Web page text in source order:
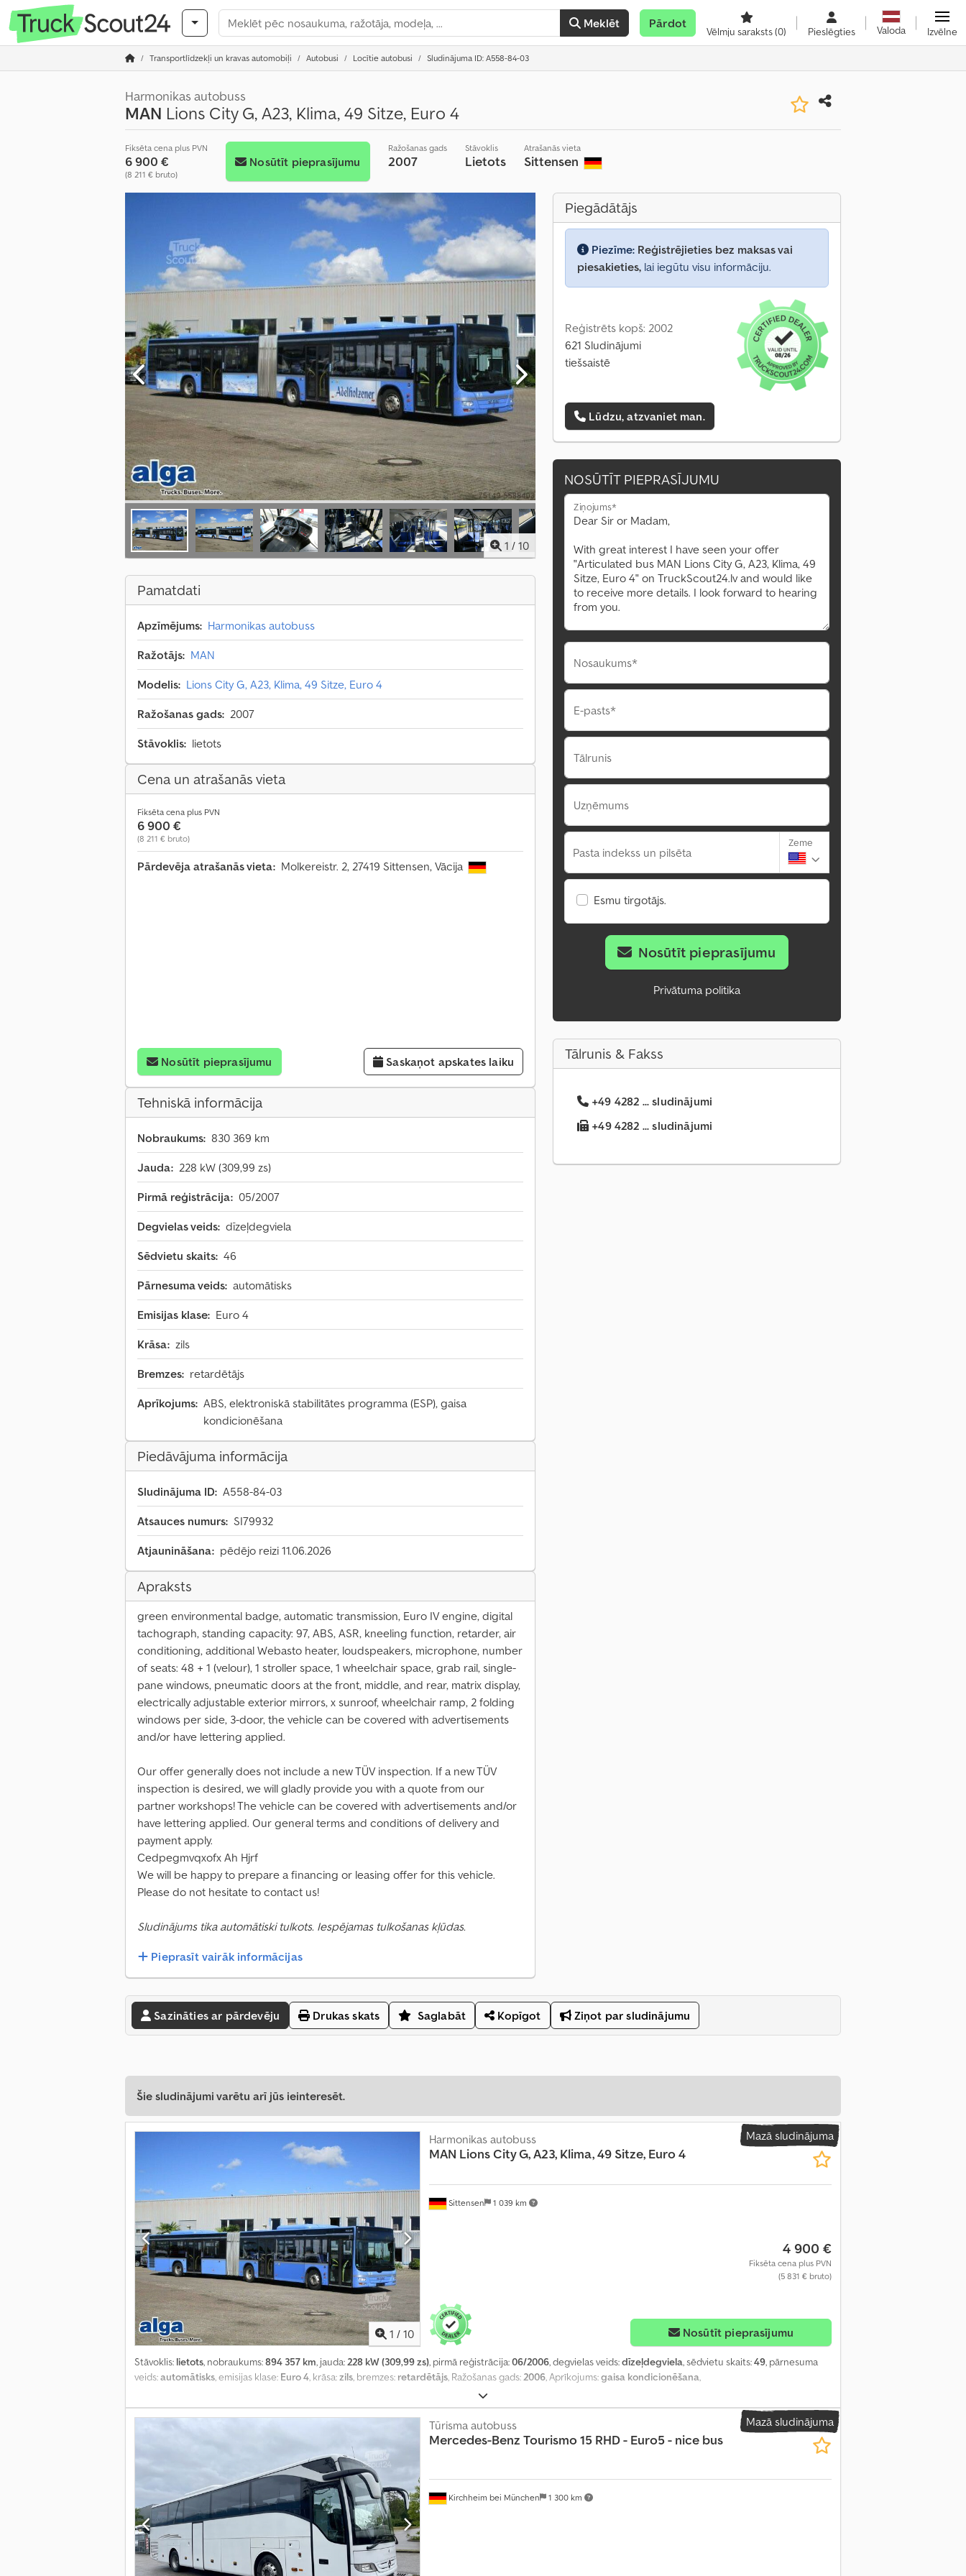
Meklēt Pārdot
Vēlmju saraksts(0) Pieslēgties Valoda Izvēlne
Transportlīdzekļi un kravas automobiļi Autobusi Locītie autobusi Sludinājuma ID: A558-84-03
Harmonikas autobuss
MAN Lions City G, A23, Klima, 49 Sitze, Euro 4
Fiksēta cena plus PVN
6 900 €
(8 211 € bruto)
Nosūtīt pieprasījumu
Ražošanas gads
2007
Stāvoklis
Lietots
Atrašanās vieta
Sittensen
1 / 10
Pamatdati
Apzīmējums: Harmonikas autobuss
Ražotājs: MAN
Modelis: Lions City G, A23, Klima, 49 Sitze, Euro 4
Ražošanas gads: 2007
Stāvoklis: lietots
Cena un atrašanās vieta
Fiksēta cena plus PVN
6 900 €
(8 211 € bruto)
Pārdevēja atrašanās vieta: Molkereistr. 2, 27419 Sittensen, Vācija
Nosūtīt pieprasījumu Saskaņot apskates laiku
Tehniskā informācija
Nobraukums: 830 369 km
Jauda: 228 kW (309,99 zs)
Pirmā reģistrācija: 05/2007
Degvielas veids: dīzeļdegviela
Sēdvietu skaits: 46
Pārnesuma veids: automātisks
Emisijas klase: Euro 4
Krāsa: zils
Bremzes: retardētājs
Aprīkojums: ABS, elektroniskā stabilitātes programma (ESP), gaisa
kondicionēšana
Piedāvājuma informācija
Sludinājuma ID: A558-84-03
Atsauces numurs: SI79932
Atjaunināšana: pēdējo reizi 11.06.2026
Apraksts
green environmental badge, automatic transmission, Euro IV engine, digital
tachograph, standing capacity: 97, ABS, ASR, kneeling function, retarder, air
conditioning, additional Webasto heater, loudspeakers, microphone, number
of seats: 48 + 1 (velour), 1 stroller space, 1 wheelchair space, grab rail, single-
pane windows, pneumatic doors at the front, middle, and rear, matrix display,
electrically adjustable exterior mirrors, x sunroof, wheelchair ramp, 2 folding
windows per side, 3-door, the vehicle can be covered with advertisements
and/or have lettering applied.
Our offer generally does not include a new TÜV inspection. If a new TÜV
inspection is desired, we will gladly provide you with a quote from our
partner workshops! The vehicle can be covered with advertisements and/or
have lettering applied. Our general terms and conditions of delivery and
payment apply.
Cedpegmvqxofx Ah Hjrf
We will be happy to prepare a financing or leasing offer for this vehicle.
Please do not hesitate to contact us!
Sludinājums tika automātiski tulkots. Iespējamas tulkošanas kļūdas.
Pieprasīt vairāk informācijas
Piegādātājs
Piezīme: Reģistrējieties bez maksas vai
piesakieties, lai iegūtu visu informāciju.
Reģistrēts kopš: 2002
621 Sludinājumi
tiešsaistē
Lūdzu, atzvaniet man.
NOSŪTĪT PIEPRASĪJUMU
Ziņojums*
Nosaukums*
E-pasts*
Tālrunis
Uzņēmums
Pasta indekss un pilsēta
Zeme
Esmu tirgotājs.
Nosūtīt pieprasījumu
Privātuma politika
Tālrunis & Fakss
+49 4282 ... sludinājumi
+49 4282 ... sludinājumi
Sazināties ar pārdevēju Drukas skats Saglabāt Kopīgot Ziņot par sludinājumu
Šie sludinājumi varētu arī jūs ieinteresēt.
Mazā sludinājuma
1 / 10
Sittensen 1 039 km
Harmonikas autobuss
MAN Lions City G, A23, Klima, 49 Sitze, Euro 4
4 900 €
Fiksēta cena plus PVN
(5 831 € bruto)
Nosūtīt pieprasījumu
Stāvoklis: lietots, nobraukums:894 357 km, jauda:228 kW (309,99 zs), pirmā reģistrācija:06/2006, degvielas veids:dīzeļdegviela, sēdvietu skaits:49, pārnesuma
veids:automātisks, emisijas klase: Euro 4, krāsa:zils, bremzes: retardētājs, Ražošanas gads:2006, Aprīkojums:gaisa kondicionēšana,
Mazā sludinājuma
Kirchheim bei München 1 300 km
Tūrisma autobuss
Mercedes-Benz Tourismo 15 RHD - Euro5 - nice bus